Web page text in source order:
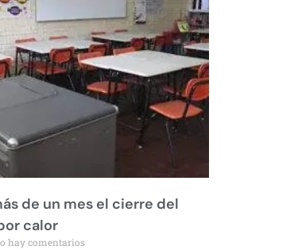
de un mes el cierre del
calor
hay comentarios